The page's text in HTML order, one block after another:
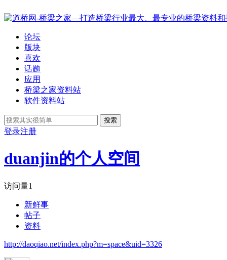
论坛
版块
喜欢
话题
应用
桥梁之家资料站
软件资料站
搜索
登录注册
duanjin的个人空间
访问量1
新鲜事
帖子
资料
http://daoqiao.net/index.php?m=space&uid=3326